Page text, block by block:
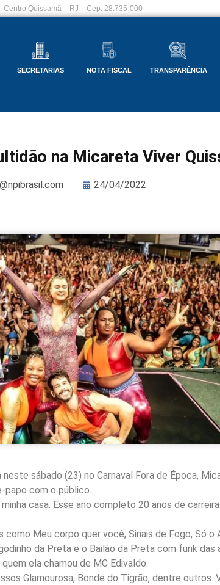
Centro Quissamã – RJ – Cep: 28.735-000
SECRETARIAS NOTA FISCAL TRANSPARÊNCIA
na Micareta Viver
24/04/2022
sábado (23) no Carnaval Fora de Época,
papo com o público.
casa. Esse ano completo 20 anos de
Meu corpo quer você, Sinais de Fogo, Só o
da Preta e o Bailão da Preta com funk das
ela chamou de MC Edivaldo.
Glamourosa, Bonde do Tigrão, dentre outros.